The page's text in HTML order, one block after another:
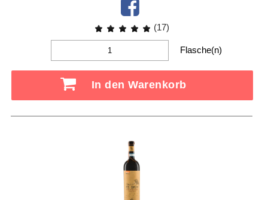
(17)
Flasche(n)
In den Warenkorb